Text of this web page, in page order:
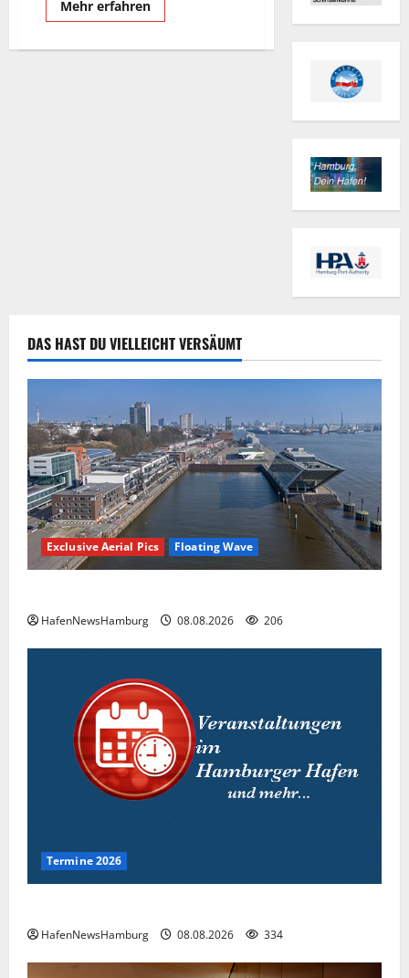
Mehr erfahrenMehr
Informationen
DAS HAST DU VIELLEICHT VERSÄUMT
Exclusive Aerial Pics Floating Wave
HafenNewsHamburg 08.08.2026 206
Termine 2026
HafenNewsHamburg 08.08.2026 334